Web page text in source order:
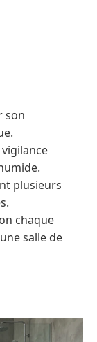
son
plusieurs
chaque
salle de